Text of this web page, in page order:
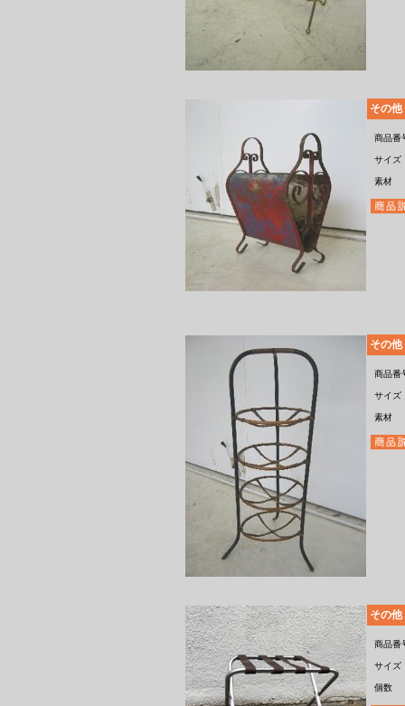
その
商品番
サイズ
素材
その
商品番
サイズ
素材
その
商品番
サイズ
個数